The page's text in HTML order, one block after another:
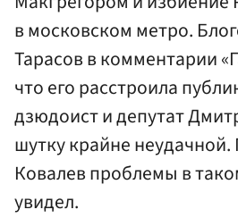
в московском метро.
Тарасов в комментарии
что его расстроила
дзюдоист и депутат
шутку крайне
Ковалев проблемы в
увидел.